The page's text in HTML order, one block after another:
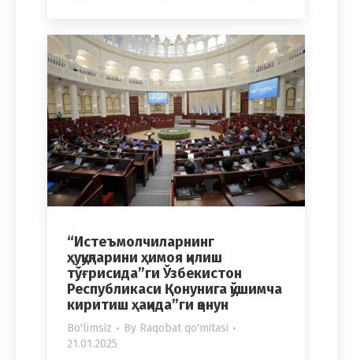
“Истеъмолчиларнинг
ҳуқуқларини ҳимоя қилиш
тўғрисида”ги Ўзбекистон
Республикаси Қонунига қўшимча
киритиш ҳақида”ги қонун
Bo'limsiz By Raqobat qo'mitasi
21.01.2025